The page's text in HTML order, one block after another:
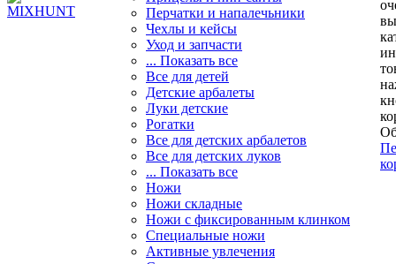
Перчатки и напалечьники
Чехлы и кейсы
Уход и запчасти
... Показать все
Все для детей
Детские арбалеты
Луки детские
Рогатки
Все для детских арбалетов
Все для детских луков
... Показать все
Ножи
Ножи складные
Ножи с фиксированным клинком
Специальные ножи
Активные увлечения